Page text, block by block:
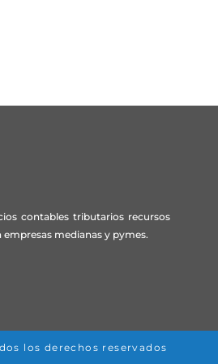
contables tributarios recursos
medianas y pymes.
los derechos reservados